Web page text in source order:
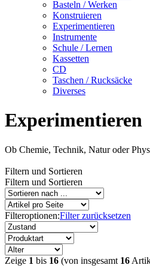
Basteln / Werken
Konstruieren
Experimentieren
Instrumente
Schule / Lernen
Kassetten
CD
Taschen / Rucksäcke
Diverses
Experimentieren
Ob Chemie, Technik, Natur oder
Filtern und Sortieren
Filtern und Sortieren
Filteroptionen:Filter zurücksetzen
Zeige 1 bis 16 (von insgesamt 16